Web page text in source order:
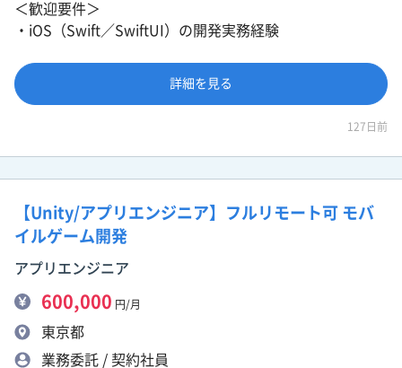
＜歓迎要件＞
・iOS（Swift／SwiftUI）の開発実務経験
詳細を見る
127日前
【Unity/アプリエンジニア】フルリモート可 モバ
イルゲーム開発
アプリエンジニア
600,000 円/月
東京都
業務委託 / 契約社員